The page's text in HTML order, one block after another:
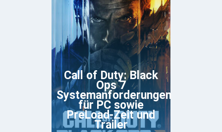
Call of Duty: Black
Ops 7
Systemanforderungen
für PC sowie
PreLoad-Zeit und
Trailer